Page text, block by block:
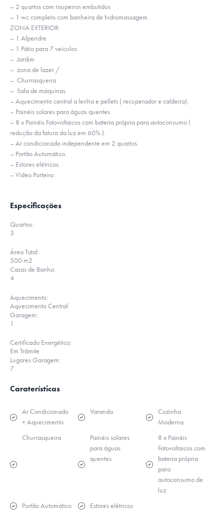
– 2 quartos com roupeiros embutidos
– 1 wc completo com banheira de hidromassagem.
ZONA EXTERIOR:
– 1 Alpendre
– 1 Pátio para 7 veículos
– Jardim
– zona de lazer /
– Churrasqueira
– Sala de máquinas
– Aquecimento central a lenha e pellets ( recuperador e caldeira).
– Painéis solares para águas quentes.
– 8 x Painéis Fotovoltaicos com bateria própria para autoconsumo (
redução da fatura da luz em 60% ).
– Ar condicionado independente em 2 quartos.
– Portão Automático.
– Estores elétricos.
– Vídeo Porteiro.
Especificações
Quartos:
3
Área Total:
500 m2
Casas de Banho:
4
Aquecimento:
Aquecimento Central
Garagem:
1
Certificado Energético:
Em Trâmite
Lugares Garagem:
7
Caraterísticas
Ar Condicionado
+ Aquecimento
Varanda
Cozinha
Moderna
Churrasqueira
Painéis solares
para águas
quentes
8 x Painéis
Fotovoltaicos com
bateria própria
para
autoconsumo de
luz
Portão Automático
Estores elétricos